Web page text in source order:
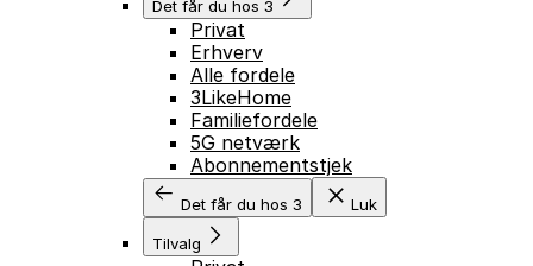
Det får du hos 3
Privat
Erhverv
Alle fordele
3LikeHome
Familiefordele
5G netværk
Abonnementstjek
Det får du hos 3 Luk
Tilvalg